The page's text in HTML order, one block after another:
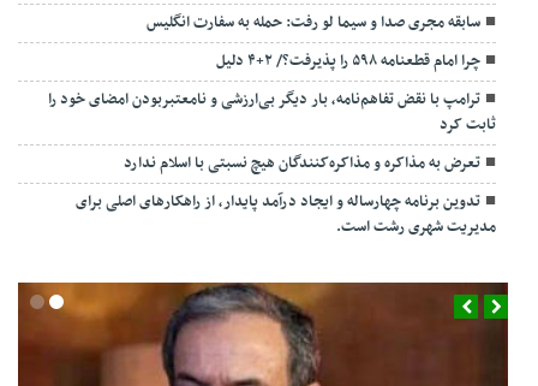
سابقه مجری صدا و سیما لو رفت: حمله به سفارت انگلیس
چرا امام قطعنامه ۵۹۸ را پذیرفت؟/ ۲+۴ دلیل
ترامپ با نقض تفاهم‌نامه، بار دیگر بی‌ارزشی و نامعتبربودن امضای خود را
ثابت کرد
تعرض به مذاکره و مذاکره‌کنندگان هیچ نسبتی با اسلام ندارد
تدوین برنامه چهارساله و ایجاد درآمد پایدار، از راهکارهای اصلی برای
مدیریت شهری رشت است.